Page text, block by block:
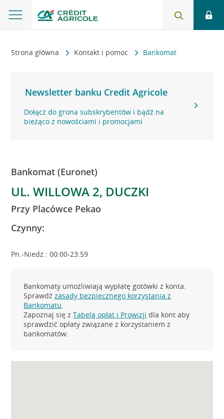
Strona główna Kontakt i pomoc Bankomat
Newsletter banku Credit Agricole
Dołącz do grona subskrybentów i bądź na
bieżąco z nowościami i promocjami
Bankomat (Euronet)
UL. WILLOWA 2, DUCZKI
Przy Placówce Pekao
Czynny:
Pn.-Niedz.: 00:00-23:59
Bankomaty umożliwiają wypłatę gotówki z konta.
Sprawdźzasady bezpiecznego korzystania z
Bankomatu.
Zapoznaj się zTabelą opłat i Prowizji dla kont aby
sprawdzić opłaty związane z korzystaniem z
bankomatów.